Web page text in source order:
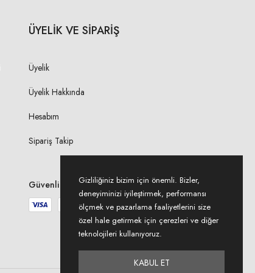
ÜYELİK VE SİPARİŞ
Üyelik
Üyelik Hakkında
Hesabım
Sipariş Takip
Güvenli ÖdemeGizliliğiniz bizim için önemli. Bizler,
deneyiminizi iyileştirmek, performansı
ölçmek ve pazarlama faaliyetlerini size
özel hale getirmek için çerezleri ve diğer
teknolojileri kullanıyoruz.
KABUL ET